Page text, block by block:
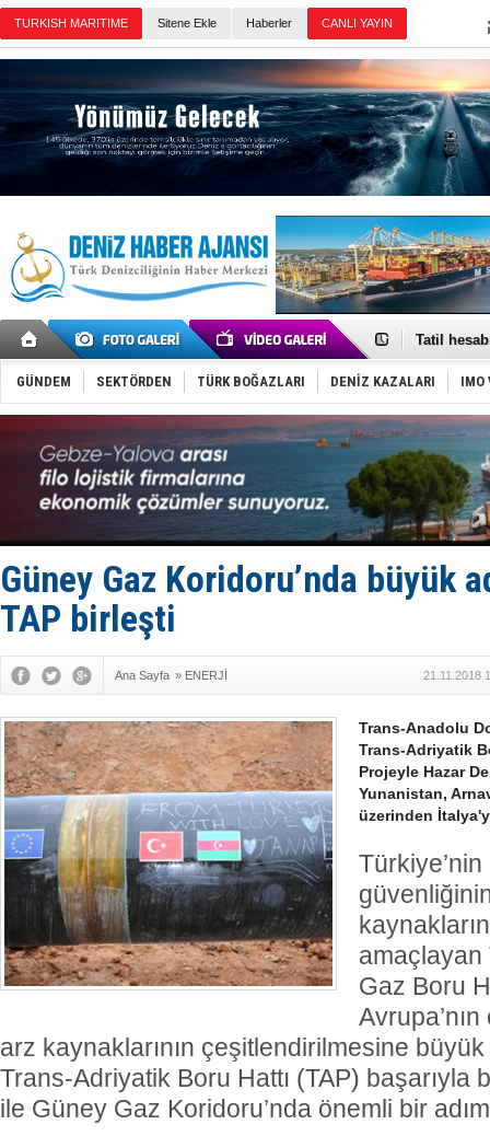
TURKISH MARITIME Sitene Ekle Haberler CANLI YAYIN
Rus
Tatil
Rusya,
Enejota
Denizcilik
‘14.
Taksi
TÜRKLİM
SOCAR
Dünyanın
GÜNDEM SEKTÖRDEN TÜRK BOĞAZLARI DENİZ KAZALARI IMO
Güney Gaz Koridoru’nda büyük
TAP birleşti
Ana Sayfa » ENERJİ 21.11.2018
Trans-Anadolu
Trans-Adriyatik
Projeyle Hazar
Yunanistan,
üzerinden
amaçlayan
Gaz Boru
arz kaynaklarının çeşitlendirilmesine
Trans-Adriyatik Boru Hattı (TAP) başarıyla
ile Güney Gaz Koridoru’nda önemli bir